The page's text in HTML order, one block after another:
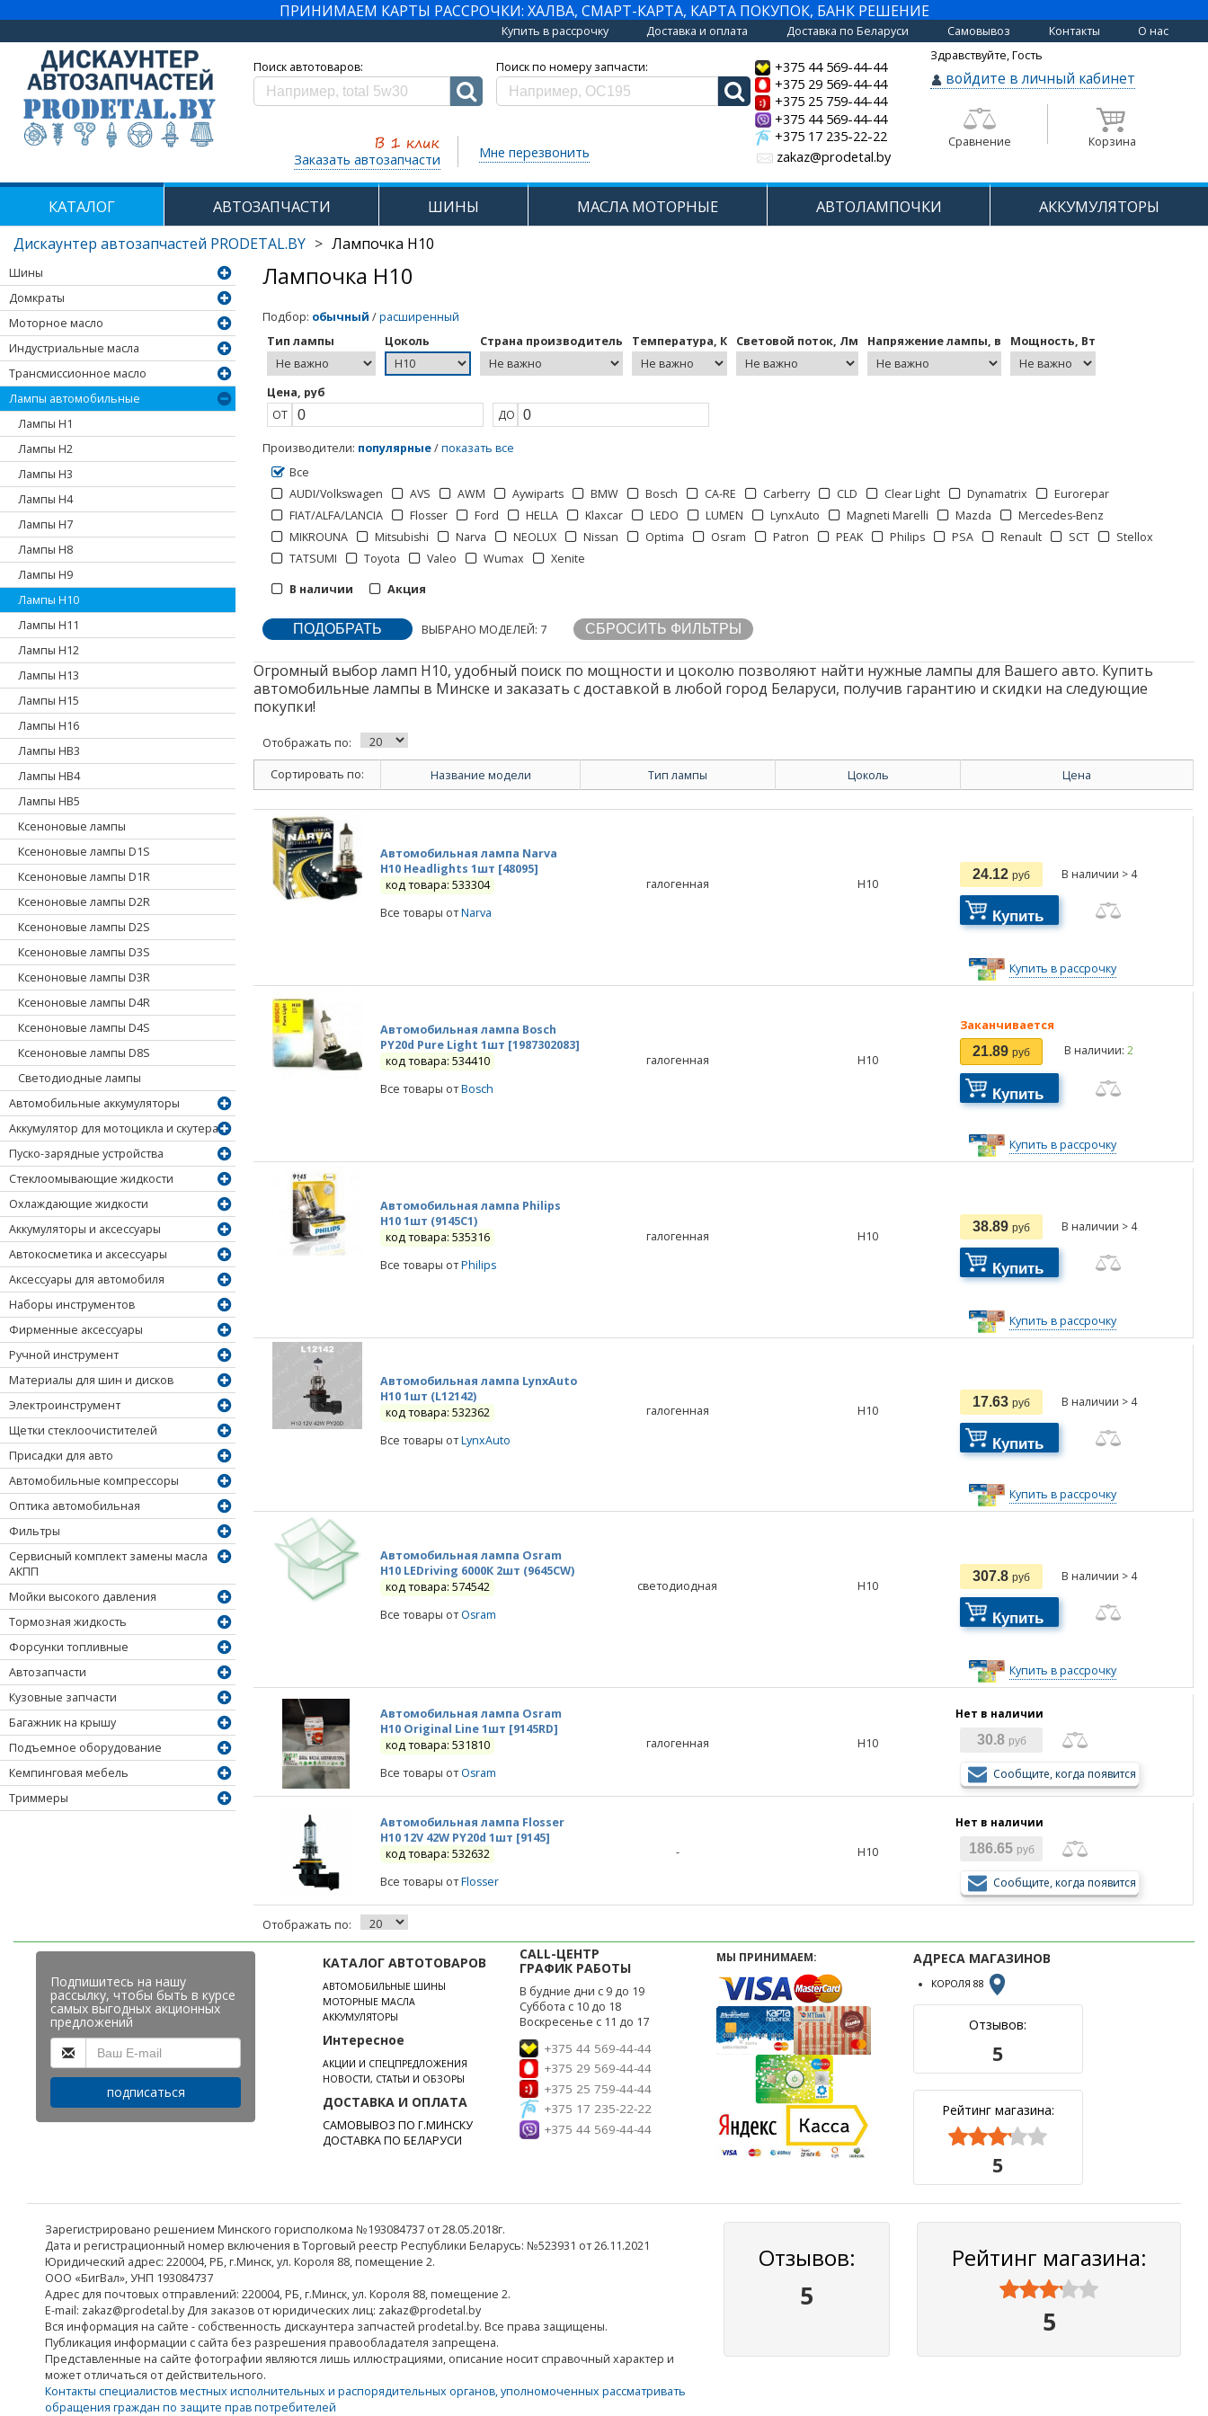
ПРИНИМАЕМ КАРТЫ РАССРОЧКИ: ХАЛВА, СМАРТ-КАРТА, КАРТА ПОКУПОК, БАНК РЕШЕНИЕ
Купить в рассрочку Доставка и оплата Доставка по Беларуси Самовывоз Контакты О нас
Поиск автотоваров: Поиск по номеру запчасти:
Заказать автозапчасти Мне перезвонить
+375 44 569-44-44
+375 29 569-44-44
+375 25 759-44-44
+375 44 569-44-44
+375 17 235-22-22
zakaz@prodetal.by
Здравствуйте, Гость
войдите в личный кабинет
Сравнение Корзина
КАТАЛОГ АВТОЗАПЧАСТИ ШИНЫ МАСЛА МОТОРНЫЕ АВТОЛАМПОЧКИ АККУМУЛЯТОРЫ
Дискаунтер автозапчастей PRODETAL.BY > Лампочка H10
Шины
Домкраты
Моторное масло
Индустриальные масла
Трансмиссионное масло
Лампы автомобильные
Лампы H1
Лампы H2
Лампы H3
Лампы H4
Лампы H7
Лампы H8
Лампы H9
Лампы H10
Лампы H11
Лампы H12
Лампы H13
Лампы H15
Лампы H16
Лампы HB3
Лампы HB4
Лампы HB5
Ксеноновые лампы
Ксеноновые лампы D1S
Ксеноновые лампы D1R
Ксеноновые лампы D2R
Ксеноновые лампы D2S
Ксеноновые лампы D3S
Ксеноновые лампы D3R
Ксеноновые лампы D4R
Ксеноновые лампы D4S
Ксеноновые лампы D8S
Светодиодные лампы
Автомобильные аккумуляторы
Аккумулятор для мотоцикла и скутера
Пуско-зарядные устройства
Стеклоомывающие жидкости
Охлаждающие жидкости
Аккумуляторы и аксессуары
Автокосметика и аксессуары
Аксессуары для автомобиля
Наборы инструментов
Фирменные аксессуары
Ручной инструмент
Материалы для шин и дисков
Электроинструмент
Щетки стеклоочистителей
Присадки для авто
Автомобильные компрессоры
Оптика автомобильная
Фильтры
Сервисный комплект замены масла
АКПП
Мойки высокого давления
Тормозная жидкость
Форсунки топливные
Автозапчасти
Кузовные запчасти
Багажник на крышу
Подъемное оборудование
Кемпинговая мебель
Триммеры
Лампочка H10
Подбор: обычный /расширенный
Тип лампы
Цоколь Страна производитель Температура, К Световой поток, Лм Напряжение лампы, в Мощность, Вт
Цена, руб
ОТ
ДО
Производители: популярные/показать все
Все
AUDI/Volkswagen
AVS AWM Aywiparts BMW Bosch CA-RE Carberry CLD Clear Light Dynamatrix
Eurorepar
FIAT/ALFA/LANCIA
Flosser Ford HELLA Klaxcar LEDO LUMEN LynxAuto Magneti Marelli Mazda
Mercedes-Benz
MIKROUNA
Mitsubishi Narva NEOLUX Nissan Optima Osram Patron PEAK Philips PSA Renault SCT
Stellox
TATSUMI
Toyota Valeo Wumax
Xenite
В наличии
Акция
ВЫБРАНО МОДЕЛЕЙ: 7
Огромный выбор ламп H10, удобный поиск по мощности и цоколю позволяют найти нужные лампы для Вашего авто. Купить
автомобильные лампы в Минске и заказать с доставкой в любой город Беларуси, получив гарантию и скидки на следующие
покупки!
Отображать по:
Сортировать по: Название модели Тип лампы Цоколь Цена
Автомобильная лампа Narva
H10 Headlights 1шт [48095]
код товара: 533304
Все товары отNarva
галогенная H10
24.12 руб В наличии > 4
Купить
Купить в рассрочку
Автомобильная лампа Bosch
PY20d Pure Light 1шт [1987302083]
код товара: 534410
Все товары отBosch
галогенная H10
Заканчивается
21.89 руб В наличии:2
Купить
Купить в рассрочку
Автомобильная лампа Philips
H10 1шт (9145C1)
код товара: 535316
Все товары отPhilips
галогенная H10
38.89 руб В наличии > 4
Купить
Купить в рассрочку
Автомобильная лампа LynxAuto
H10 1шт (L12142)
код товара: 532362
Все товары отLynxAuto
галогенная H10
17.63 руб В наличии > 4
Купить
Купить в рассрочку
Автомобильная лампа Osram
H10 LEDriving 6000К 2шт (9645CW)
код товара: 574542
Все товары отOsram
светодиодная H10
307.8 руб В наличии > 4
Купить
Купить в рассрочку
Автомобильная лампа Osram
H10 Original Line 1шт [9145RD]
код товара: 531810
Все товары отOsram
галогенная H10
Нет в наличии
30.8 руб
Сообщите, когда появится
Автомобильная лампа Flosser
H10 12V 42W PY20d 1шт [9145]
код товара: 532632
Все товары отFlosser
- H10
Нет в наличии
186.65 руб
Сообщите, когда появится
Отображать по:
Подпишитесь на нашу
рассылку, чтобы быть в курсе
самых выгодных акционных
предложений
подписаться
КАТАЛОГ АВТОТОВАРОВ
АВТОМОБИЛЬНЫЕ ШИНЫ
МОТОРНЫЕ МАСЛА
АККУМУЛЯТОРЫ
Интересное
АКЦИИ И СПЕЦПРЕДЛОЖЕНИЯ
НОВОСТИ, СТАТЬИ И ОБЗОРЫ
ДОСТАВКА И ОПЛАТА
САМОВЫВОЗ ПО Г.МИНСКУ
ДОСТАВКА ПО БЕЛАРУСИ
CALL-ЦЕНТР
ГРАФИК РАБОТЫ
В будние дни с 9 до 19
Суббота с 10 до 18
Воскресенье с 11 до 17
+375 44 569-44-44
+375 29 569-44-44
+375 25 759-44-44
+375 17 235-22-22
+375 44 569-44-44
МЫ ПРИНИМАЕМ: АДРЕСА МАГАЗИНОВ
КОРОЛЯ 88
Отзывов:
5
Рейтинг магазина:



5
Зарегистрировано решением Минского горисполкома №193084737 от 28.05.2018г.
Дата и регистрационный номер включения в Торговый реестр Республики Беларусь: №523931 от 26.11.2021
Юридический адрес: 220004, РБ, г.Минск, ул. Короля 88, помещение 2.
ООО «БигВал», УНП 193084737
Адрес для почтовых отправлений: 220004, РБ, г.Минск, ул. Короля 88, помещение 2.
E-mail: zakaz@prodetal.by Для заказов от юридических лиц: zakaz@prodetal.by
Вся информация на сайте - собственность дискаунтера запчастей prodetal.by. Все права защищены.
Публикация информации с сайта без разрешения правообладателя запрещена.
Представленные на сайте фотографии являются лишь иллюстрациями, описание носит справочный характер и
может отличаться от действительного.
Контакты специалистов местных исполнительных и распорядительных органов, уполномоченных рассматривать
обращения граждан по защите прав потребителей
Отзывов:
5
Рейтинг магазина:



5